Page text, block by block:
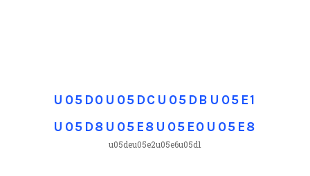
U05D0U05DCU05DBU05E1
U05D8U05E8U05E0U05E8
u05deu05e2u05e6u05d1